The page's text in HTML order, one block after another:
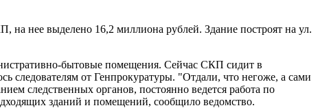
нее выделено 16,2 миллиона рублей. Здание построят на ул.
бытовые помещения. Сейчас СКП сидит в
следователям от Генпрокуратуры. "Отдали, что негоже, а сами
следственных органов, постоянно ведется работа по
зданий и помещений, сообщило ведомство.